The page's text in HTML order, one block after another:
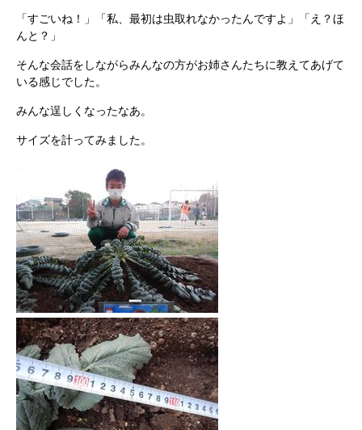
「すごいね！」「私、最初は虫取れなかったんですよ」「え？ほ
んと？」
そんな会話をしながらみんなの方がお姉さんたちに教えてあげて
いる感じでした。
みんな逞しくなったなあ。
サイズを計ってみました。